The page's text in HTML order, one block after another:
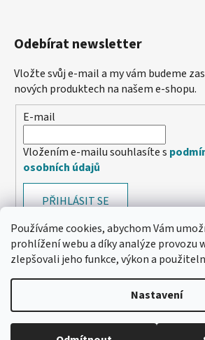
Používáme cookies, abychom Vám
prohlížení webu a díky analýze provozu
zlepšovali jeho funkce, výkon a
Nastavení
Odebírat newsletter
Vložte svůj e-mail a my vám budeme
nových produktech na našem e-shopu.
E-mail
Vložením e-mailu souhlasíte s
osobních údajů
PŘIHLÁSIT SE